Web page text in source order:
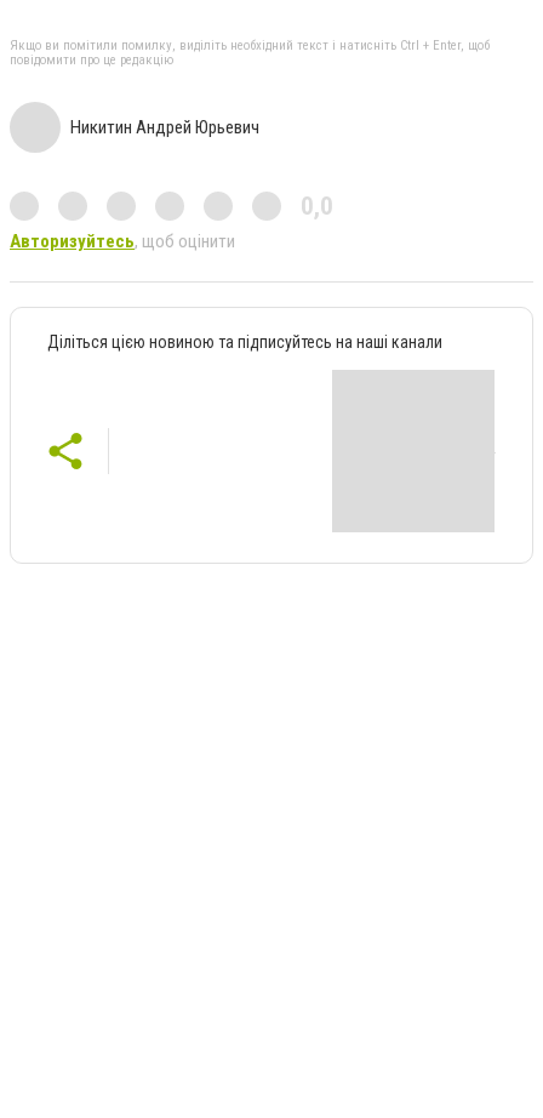
Якщо ви помітили помилку, виділіть необхідний текст і натисніть Ctrl + Enter, щоб
повідомити про це редакцію
Никитин Андрей Юрьевич
0,0
Авторизуйтесь, щоб оцінити
Діліться цією новиною та підписуйтесь на наші канали